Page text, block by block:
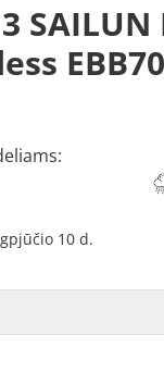
SAILUN
10 d.